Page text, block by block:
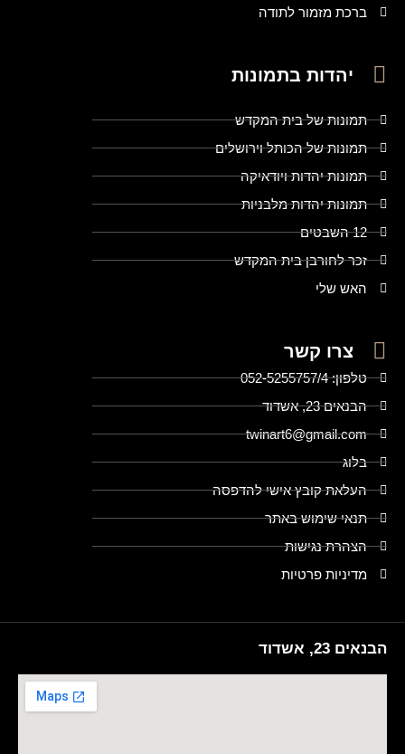
ברכת מזמור לתודה
יהדות בתמונות
תמונות של בית המקדש
תמונות של הכותל וירושלים
תמונות יהדות ויודאיקה
תמונות יהדות מלבניות
12 השבטים
זכר לחורבן בית המקדש
האש שלי
צרו קשר
טלפון: 052-5255757/4
הבנאים 23, אשדוד
twinart6@gmail.com
בלוג
העלאת קובץ אישי להדפסה
תנאי שימוש באתר
הצהרת נגישות
מדיניות פרטיות
הבנאים 23, אשדוד